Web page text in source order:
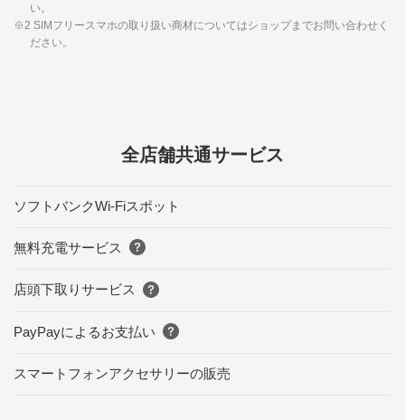
い。
※2 SIMフリースマホの取り扱い商材についてはショップまでお問い合わせく
ださい。
全店舗共通サービス
ソフトバンクWi-Fiスポット
無料充電サービス
店頭下取りサービス
PayPayによるお支払い
スマートフォンアクセサリーの販売